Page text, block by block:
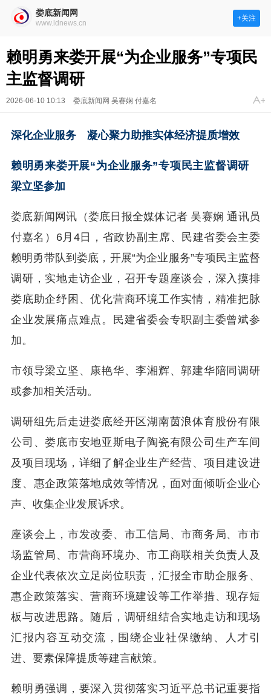
娄底新闻网
www.ldnews.cn
+关注
赖明勇来娄开展“为企业服务”专项民
主监督调研
2026-06-10 10:13 娄底新闻网 吴赛娴 付嘉名
深化企业服务 凝心聚力助推实体经济提质增效
赖明勇来娄开展“为企业服务”专项民主监督调研
梁立坚参加
娄底新闻网讯（娄底日报全媒体记者 吴赛娴 通讯员
付嘉名）6月4日，省政协副主席、民建省委会主委
赖明勇带队到娄底，开展“为企业服务”专项民主监督
调研，实地走访企业，召开专题座谈会，深入摸排
娄底助企纾困、优化营商环境工作实情，精准把脉
企业发展痛点难点。民建省委会专职副主委曾斌参
加。
市领导梁立坚、康艳华、李湘辉、郭建华陪同调研
或参加相关活动。
调研组先后走进娄底经开区湖南茵浪体育股份有限
公司、娄底市安地亚斯电子陶瓷有限公司生产车间
及项目现场，详细了解企业生产经营、项目建设进
度、惠企政策落地成效等情况，面对面倾听企业心
声、收集企业发展诉求。
座谈会上，市发改委、市工信局、市商务局、市市
场监管局、市营商环境办、市工商联相关负责人及
企业代表依次立足岗位职责，汇报全市助企服务、
惠企政策落实、营商环境建设等工作举措、现存短
板与改进思路。随后，调研组结合实地走访和现场
汇报内容互动交流，围绕企业社保缴纳、人才引
进、要素保障提质等建言献策。
赖明勇强调，要深入贯彻落实习近平总书记重要指